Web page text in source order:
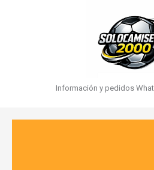
Información y pedidos